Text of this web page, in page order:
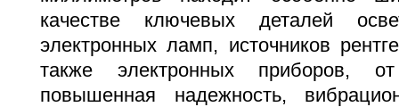
качестве ключевых деталей
электронных ламп, источников
также электронных приборов,
повышенная надежность,